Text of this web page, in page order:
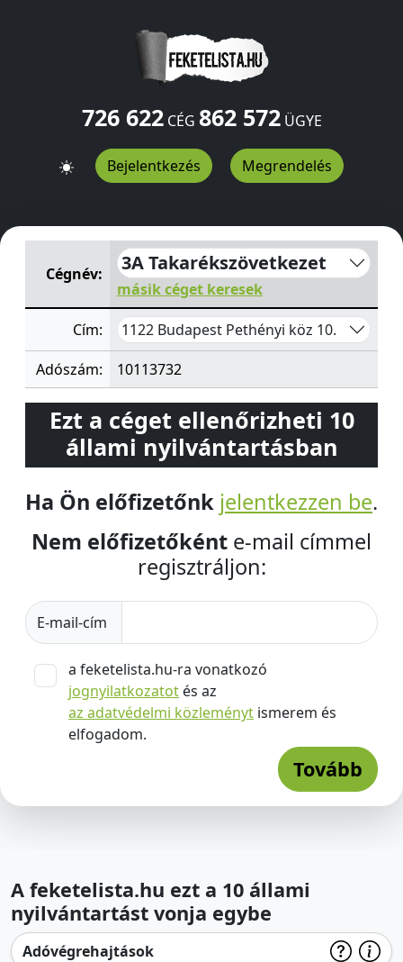
726 622CÉG 862 572ÜGYE
Bejelentkezés Megrendelés
3A TakarékszövetkezetPethényi köz 10.Budapest1122
Cégnév:
3A Takarékszövetkezet
másik céget keresek
Cím: 1122 Budapest Pethényi köz 10.
Adószám: 10113732
Ezt a céget ellenőrizheti 10
állami nyilvántartásban
Ha Ön előfizetőnk jelentkezzen be.
Nem előfizetőként e-mail címmel
regisztráljon:
E-mail-cím
a feketelista.hu-ra vonatkozó
jognyilatkozatot és az
az adatvédelmi közleményt ismerem és
elfogadom.
Tovább
A feketelista.hu ezt a 10 állami
nyilvántartást vonja egybe
Adóvégrehajtások